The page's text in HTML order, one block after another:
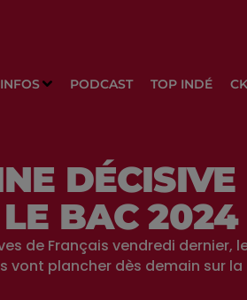
INFOS PODCAST TOP INDÉ
DÉCISIVE
BAC 2024
de Français vendredi dernier,
vont plancher dès demain sur la